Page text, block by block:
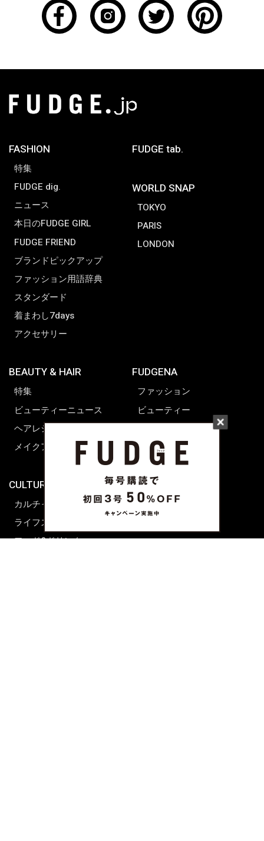
FASHION
特集
FUDGE dig.
ニュース
本日のFUDGE GIRL
FUDGE FRIEND
ブランドピックアップ
ファッション用語辞典
スタンダード
着まわし7days
アクセサリー
FUDGE tab.
WORLD SNAP
TOKYO
PARIS
LONDON
BEAUTY & HAIR
特集
ビューティーニュース
ヘアレシピ ストーリーズ
メイクアップティップス
CULTURE & LIFE
カルチャー
ライフスタイル
フード&ドリンク
FUDGENA
ファッション
ビューティー
ライフスタイル
海外生活